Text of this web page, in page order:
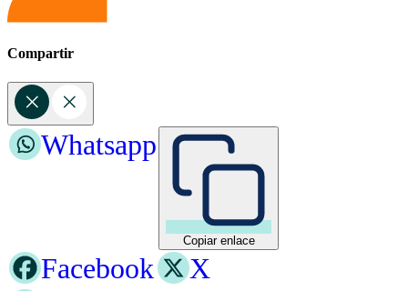
Compartir
Copiar enlace
Whatsapp
Facebook
X